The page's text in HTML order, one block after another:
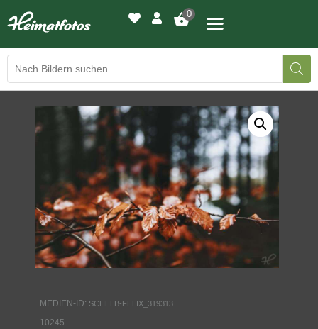
0
BILDERGALERIE
DRUCKQUALITÄTEN
LED-LEUCHTBILDER
WIR DRUCKEN IHR BILD
AUSSTELLUNGEN
KONTAKT
MEDIEN-ID: SCHELB-FELIX_319313
10245